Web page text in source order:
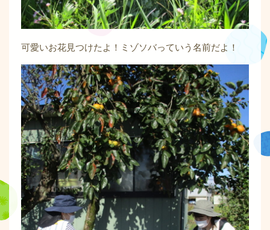
可愛いお花見つけたよ！ミゾソバっていう名前だよ！